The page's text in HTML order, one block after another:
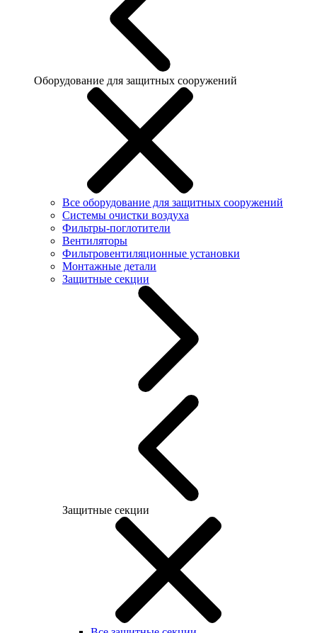
Оборудование для защитных сооружений
Все оборудование для защитных сооружений
Системы очистки воздуха
Фильтры-поглотители
Вентиляторы
Фильтровентиляционные установки
Монтажные детали
Защитные секции
Защитные секции